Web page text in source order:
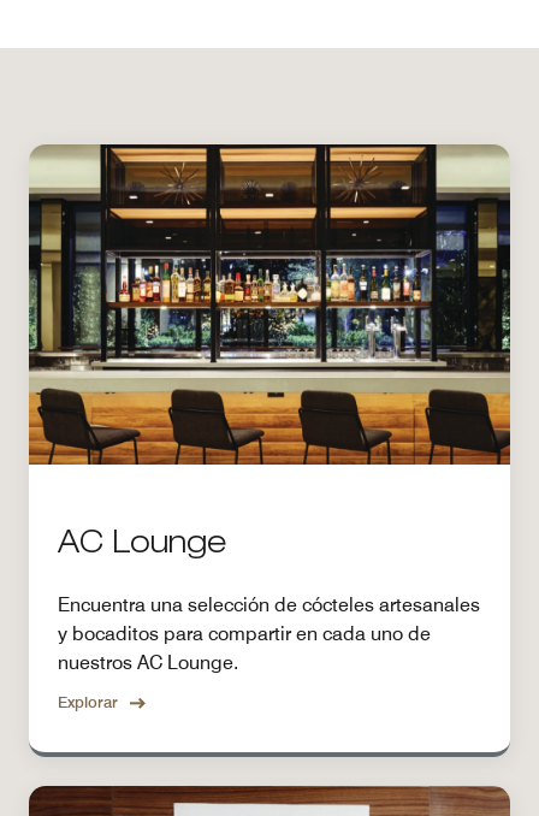
AC Lounge
Encuentra una selección de cócteles artesanales
y bocaditos para compartir en cada uno de
nuestros AC Lounge.
Explorar